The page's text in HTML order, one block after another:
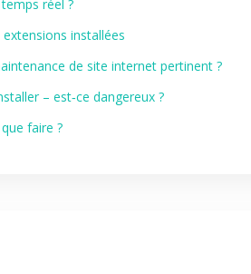
réel ?
installées
de site internet pertinent ?
– est‑ce dangereux ?
faire ?